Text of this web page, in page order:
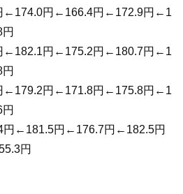
←174.0円←166.4円←172.9円←1
←182.1円←175.2円←180.7円←1
←179.2円←171.8円←175.8円←1
円←181.5円←176.7円←182.5円
円